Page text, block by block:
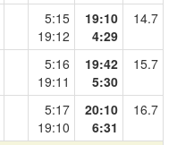
5:15
19:12
19:10
4:29
14.7
5:16
19:11
19:42
5:30
15.7
5:17
19:10
20:10
6:31
16.7